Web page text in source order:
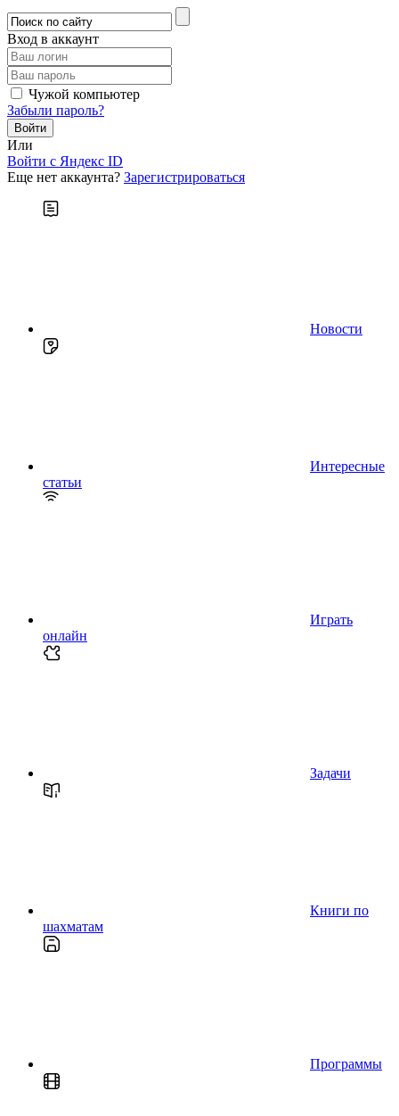
Вход в аккаунт
Чужой компьютер
Забыли пароль?
Или
Войти c Яндекс ID
Еще нет аккаунта? Зарегистрироваться
Новости
Интересные
статьи
Играть
онлайн
Задачи
Книги по
шахматам
Программы